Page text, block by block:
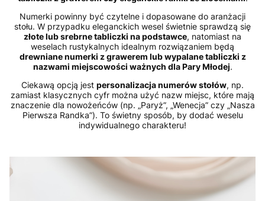
Numerki powinny być czytelne i dopasowane do aranżacji
stołu. W przypadku eleganckich wesel świetnie sprawdzą się
złote lub srebrne tabliczki na podstawce, natomiast na
weselach rustykalnych idealnym rozwiązaniem będą
drewniane numerki z grawerem lub wypalane tabliczki z
nazwami miejscowości ważnych dla Pary Młodej.
Ciekawą opcją jest personalizacja numerów stołów, np.
zamiast klasycznych cyfr można użyć nazw miejsc, które mają
znaczenie dla nowożeńców (np. „Paryż”, „Wenecja” czy „Nasza
Pierwsza Randka”). To świetny sposób, by dodać weselu
indywidualnego charakteru!